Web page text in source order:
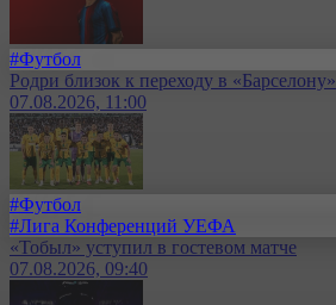
#Футбол
Родри близок к переходу в «Барселону»
07.08.2026, 11:00
#Футбол
#Лига Конференций УЕФА
«Тобыл» уступил в гостевом матче
07.08.2026, 09:40